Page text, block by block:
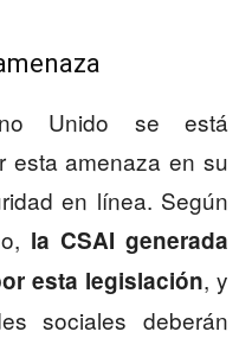
Unido se está
esta amenaza en su
en línea. Según
la CSAI generada
esta legislación, y
sociales deberán